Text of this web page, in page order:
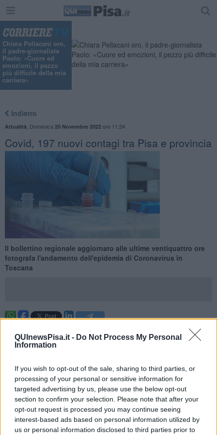
QUInewsPisa.it - Do Not Process My Personal
Information
If you wish to opt-out of the sale, sharing to third parties, or
processing of your personal or sensitive information for
targeted advertising by us, please use the below opt-out
section to confirm your selection. Please note that after your
opt-out request is processed you may continue seeing
interest-based ads based on personal information utilized by
us or personal information disclosed to third parties prior to
Chiara Pellacani oro,
il padre-giornalista
Paolo: «Cuore ed
emozioni, il pezzo
più difficile della mia
carriera»
Indietro
Attualità Domenica 20 Novembre 2022ore 11:24
Covid, 197 nuovi contagi tra Pisa e provincia
Il bollettino regionale aggiornato alle ultime ventiquattro ore
fotografa l'andamento dell'epidemia di Coronavirus in
Toscana
197
nuovi casi di Covid-19.
bollettino sull'andamento dell'epidemia.
Dall'ultimo bollettino quotidiano sono stati eseguiti 1.020 tamponi
molecolari e 7.769 tamponi antigenici rapidi: di questi il 18,9% è